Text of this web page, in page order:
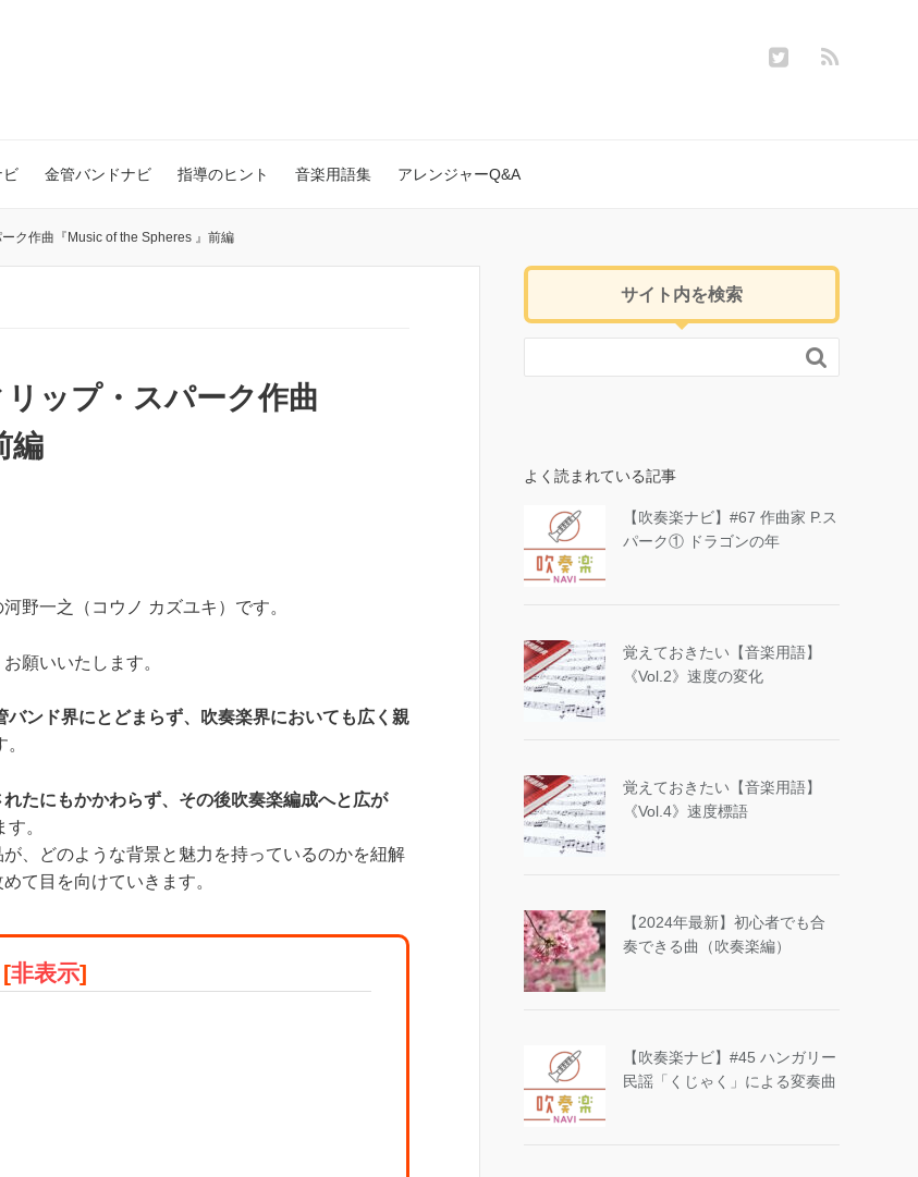
ビ 金管バンドナビ 指導のヒント 音楽用語集 アレンジャーQ&A
ク作曲『Music of the Spheres 』前編
リップ・スパーク作曲
編
野一之（コウノ カズユキ）です。
願いいたします。
バンド界にとどまらず、吹奏楽界においても広く親
たにもかかわらず、その後吹奏楽編成へと広が
。
、どのような背景と魅力を持っているのかを紐解
て目を向けていきます。
[非表示]
サイト内を検索

よく読まれている記事
【吹奏楽ナビ】#67 作曲家 P.ス
パーク① ドラゴンの年
覚えておきたい【音楽用語】
《Vol.2》速度の変化
覚えておきたい【音楽用語】
《Vol.4》速度標語
【2024年最新】初心者でも合
奏できる曲（吹奏楽編）
【吹奏楽ナビ】#45 ハンガリー
民謡「くじゃく」による変奏曲